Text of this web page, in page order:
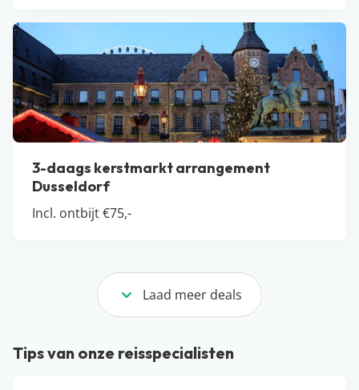
3-daags kerstmarkt arrangement
Dusseldorf
Incl. ontbijt €75,-
Laad meer deals
Tips van onze reisspecialisten